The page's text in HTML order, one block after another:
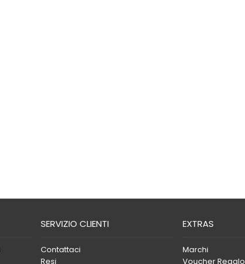
SERVIZIO CLIENTI
Contattaci
Resi
EXTRAS
Marchi
Voucher Regalo